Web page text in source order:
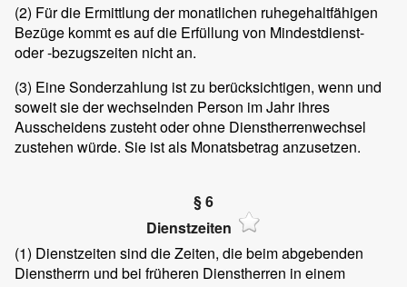
(2) Für die Ermittlung der monatlichen ruhegehaltfähigen
Bezüge kommt es auf die Erfüllung von Mindestdienst-
oder -bezugszeiten nicht an.
(3) Eine Sonderzahlung ist zu berücksichtigen, wenn und
soweit sie der wechselnden Person im Jahr ihres
Ausscheidens zusteht oder ohne Dienstherrenwechsel
zustehen würde. Sie ist als Monatsbetrag anzusetzen.
§ 6
Dienstzeiten
(1) Dienstzeiten sind die Zeiten, die beim abgebenden
Dienstherrn und bei früheren Dienstherren in einem